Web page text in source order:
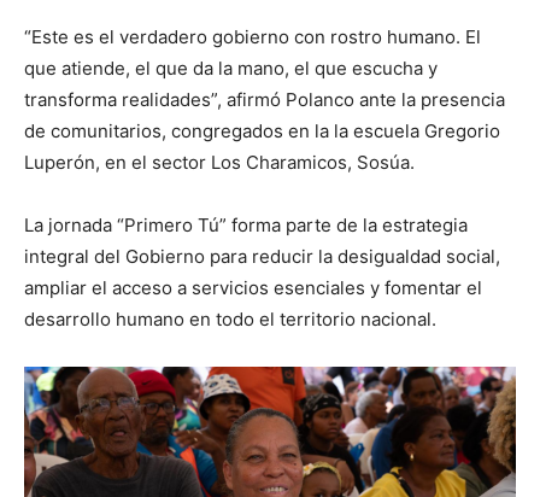
“Este es el verdadero gobierno con rostro humano. El
que atiende, el que da la mano, el que escucha y
transforma realidades”, afirmó Polanco ante la presencia
de comunitarios, congregados en la la escuela Gregorio
Luperón, en el sector Los Charamicos, Sosúa.
La jornada “Primero Tú” forma parte de la estrategia
integral del Gobierno para reducir la desigualdad social,
ampliar el acceso a servicios esenciales y fomentar el
desarrollo humano en todo el territorio nacional.